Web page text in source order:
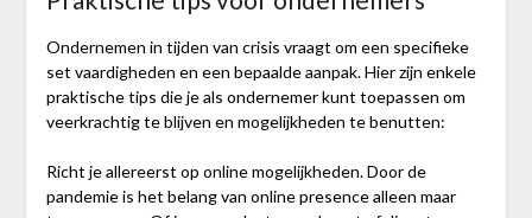
Ondernemen in tijden van crisis vraagt om een specifieke
set vaardigheden en een bepaalde aanpak. Hier zijn enkele
praktische tips die je als ondernemer kunt toepassen om
veerkrachtig te blijven en mogelijkheden te benutten:
Richt je allereerst op online mogelijkheden. Door de
pandemie is het belang van online presence alleen maar